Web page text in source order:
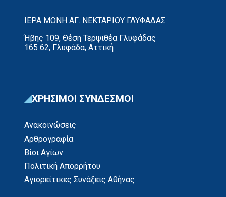
ΙΕΡΑ ΜΟΝΗ ΑΓ. ΝΕΚΤΑΡΙΟΥ ΓΛΥΦΑΔΑΣ
Ήβης 109, Θέση Τερψιθέα Γλυφάδας
165 62, Γλυφάδα, Αττική
ΧΡΗΣΙΜΟΙ ΣΥΝΔΕΣΜΟΙ
Ανακοινώσεις
Αρθρογραφία
Βίοι Αγίων
Πολιτική Απορρήτου
Αγιορείτικες Συνάξεις Αθήνας